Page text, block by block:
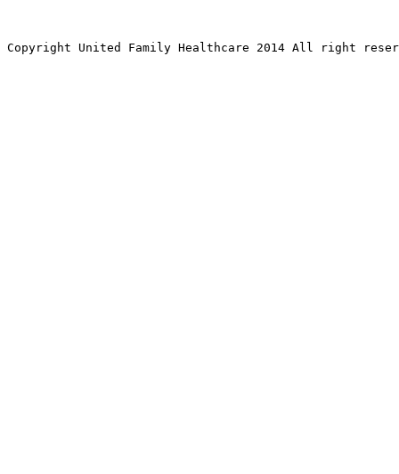
Copyright United Family Healthcare 2014 All right